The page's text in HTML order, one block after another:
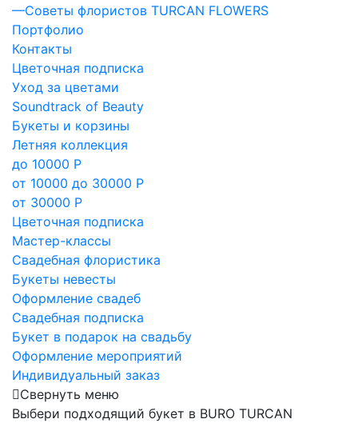
—Советы флористов TURСAN FLOWERS
Портфолио
Контакты
Цветочная подписка
Уход за цветами
Soundtrack of Beauty
Букеты и корзины
Летняя коллекция
до 10000 Р
от 10000 до 30000 Р
от 30000 Р
Цветочная подписка
Мастер-классы
Свадебная флористика
Букеты невесты
Оформление свадеб
Свадебная подписка
Букет в подарок на свадьбу
Оформление мероприятий
Индивидуальный заказ
Свернуть меню
Выбери подходящий букет в BURO TURCAN